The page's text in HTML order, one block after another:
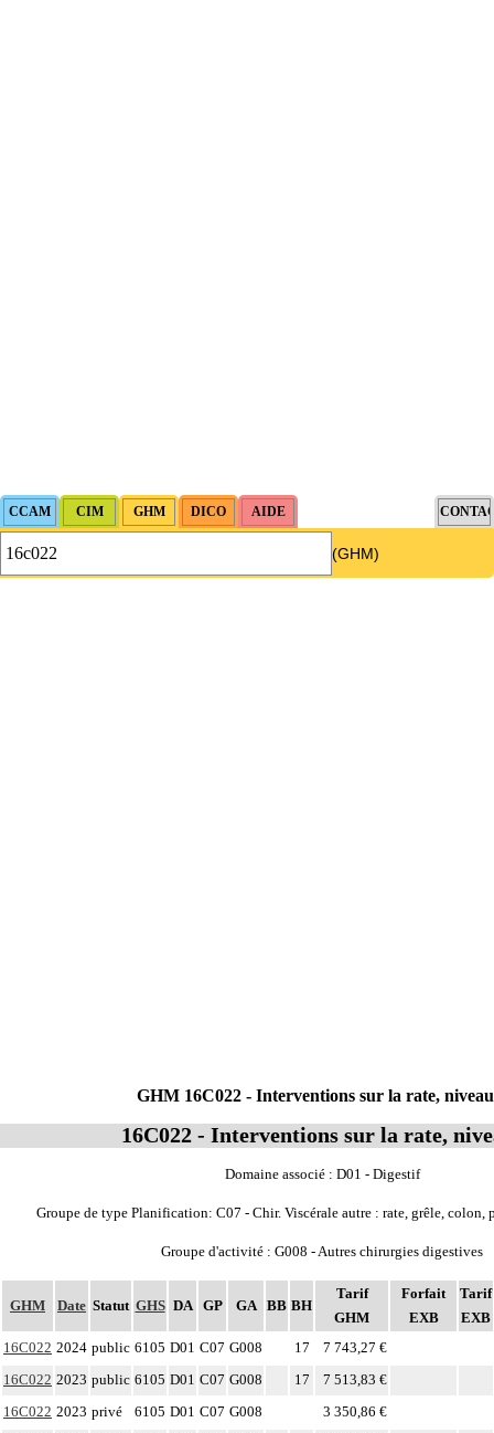
(GHM)
GHM Date Statut GHS DA GP GA BB BH
Tarif
GHM
Forfait
EXB
Tarif
EXB
16C022 2024 public 6105 D01 C07 G008 17
7 743,27 €
16C022 2023 public 6105 D01 C07 G008 17
7 513,83 €
16C022 2023 privé 6105 D01 C07 G008
3 350,86 €
GHM 16C022 - Interventions sur la rate,
16C022 - Interventions sur la rate,
Domaine associé : D01 - Digestif
Groupe de type Planification: C07 - Chir. Viscérale autre : rate, grêle, colon,
Groupe d'activité : G008 - Autres chirurgies digestives